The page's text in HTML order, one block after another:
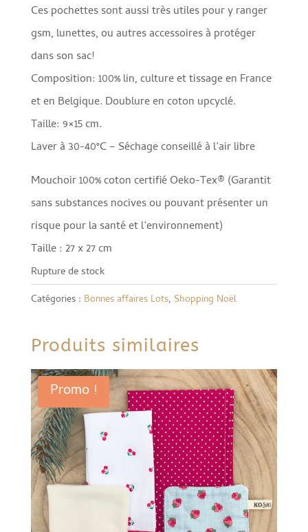
Ces pochettes sont aussi très utiles pour y ranger
gsm, lunettes, ou autres accessoires à protéger
dans son sac!
Composition: 100% lin, culture et tissage en France
et en Belgique. Doublure en coton upcyclé.
Taille: 9×15 cm.
Laver à 30-40°C – Séchage conseillé à l’air libre
Mouchoir 100% coton certifié Oeko-Tex® (Garantit
sans substances nocives ou pouvant présenter un
risque pour la santé et l’environnement)
Taille : 27 x 27 cm
Rupture de stock
Catégories : Bonnes affaires Lots, Shopping Noël
Produits similaires
Promo !